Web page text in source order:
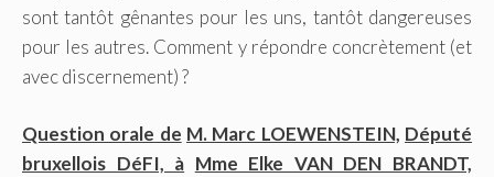
sont tantôt gênantes pour les uns, tantôt dangereuses
pour les autres. Comment y répondre concrètement (et
avec discernement) ?
Question orale de M. Marc LOEWENSTEIN, Député
bruxellois DéFI, à Mme Elke VAN DEN BRANDT,